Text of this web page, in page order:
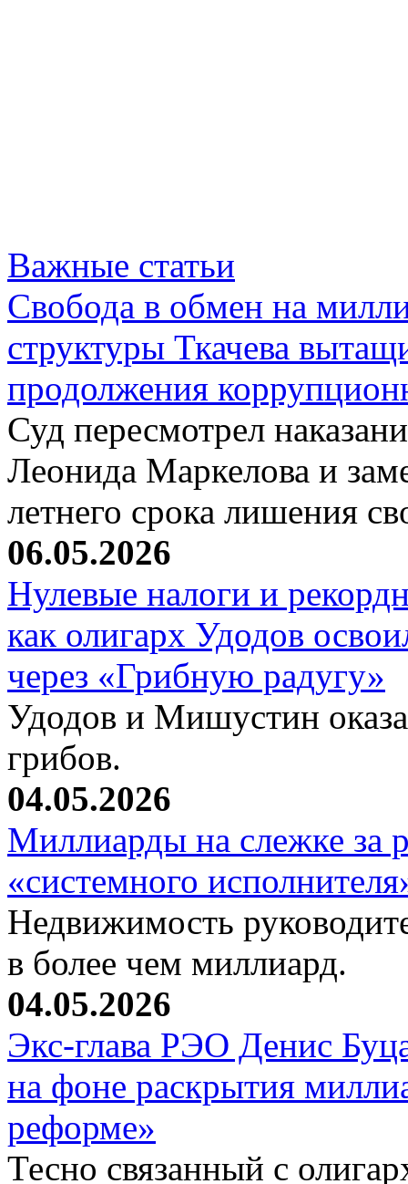
Важные статьи
Свобода в обмен на
структуры Ткачева
продолжения
Суд пересмотрел
Леонида Маркелова и
летнего срока лишения
06.05.2026
Нулевые налоги и
как олигарх Удодов
через «Грибную радугу»
Удодов и Мишустин
грибов.
04.05.2026
Миллиарды на слежке за
«системного
Недвижимость
в более чем миллиард.
04.05.2026
Экс-глава РЭО Денис
на фоне раскрытия
реформе»
Тесно связанный с